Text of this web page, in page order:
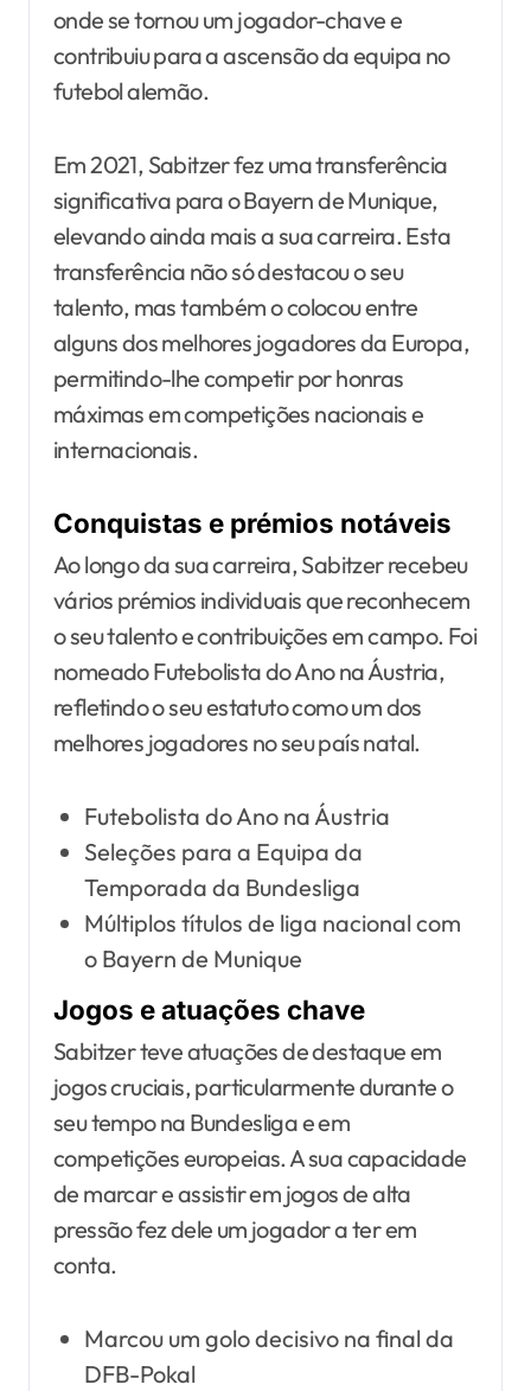
onde se tornou um jogador-chave e
contribuiu para a ascensão da equipa no
futebol alemão.
Em 2021, Sabitzer fez uma transferência
significativa para o Bayern de Munique,
elevando ainda mais a sua carreira. Esta
transferência não só destacou o seu
talento, mas também o colocou entre
alguns dos melhores jogadores da Europa,
permitindo-lhe competir por honras
máximas em competições nacionais e
internacionais.
Conquistas e prémios notáveis
Ao longo da sua carreira, Sabitzer recebeu
vários prémios individuais que reconhecem
o seu talento e contribuições em campo. Foi
nomeado Futebolista do Ano na Áustria,
refletindo o seu estatuto como um dos
melhores jogadores no seu país natal.
Futebolista do Ano na Áustria
Seleções para a Equipa da
Temporada da Bundesliga
Múltiplos títulos de liga nacional com
o Bayern de Munique
Jogos e atuações chave
Sabitzer teve atuações de destaque em
jogos cruciais, particularmente durante o
seu tempo na Bundesliga e em
competições europeias. A sua capacidade
de marcar e assistir em jogos de alta
pressão fez dele um jogador a ter em
conta.
Marcou um golo decisivo na final da
DFB-Pokal